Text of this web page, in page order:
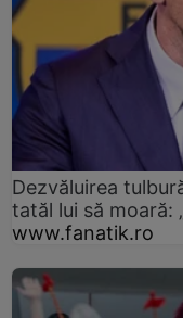
Dezvăluirea
tatăl lui să moară:
www.fanatik.ro